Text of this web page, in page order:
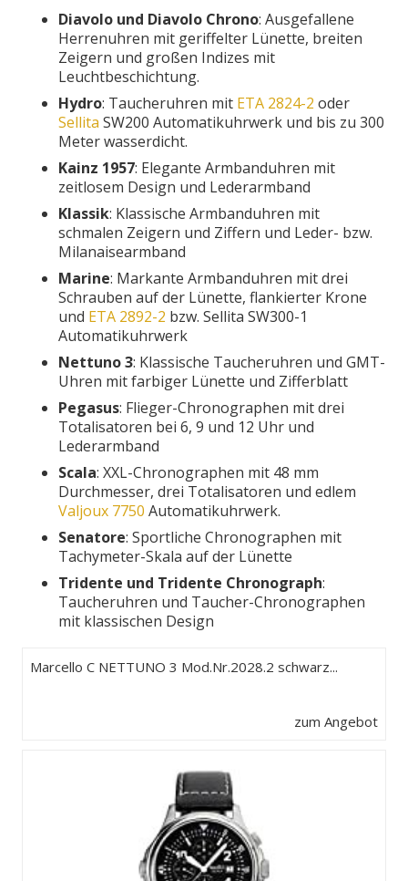
Diavolo und Diavolo Chrono: Ausgefallene
Herrenuhren mit geriffelter Lünette, breiten
Zeigern und großen Indizes mit
Leuchtbeschichtung.
Hydro: Taucheruhren mit ETA 2824-2 oder
Sellita SW200 Automatikuhrwerk und bis zu 300
Meter wasserdicht.
Kainz 1957: Elegante Armbanduhren mit
zeitlosem Design und Lederarmband
Klassik: Klassische Armbanduhren mit
schmalen Zeigern und Ziffern und Leder- bzw.
Milanaisearmband
Marine: Markante Armbanduhren mit drei
Schrauben auf der Lünette, flankierter Krone
und ETA 2892-2 bzw. Sellita SW300-1
Automatikuhrwerk
Nettuno 3: Klassische Taucheruhren und GMT-
Uhren mit farbiger Lünette und Zifferblatt
Pegasus: Flieger-Chronographen mit drei
Totalisatoren bei 6, 9 und 12 Uhr und
Lederarmband
Scala: XXL-Chronographen mit 48 mm
Durchmesser, drei Totalisatoren und edlem
Valjoux 7750 Automatikuhrwerk.
Senatore: Sportliche Chronographen mit
Tachymeter-Skala auf der Lünette
Tridente und Tridente Chronograph:
Taucheruhren und Taucher-Chronographen
mit klassischen Design
Marcello C NETTUNO 3 Mod.Nr.2028.2 schwarz...
zum Angebot